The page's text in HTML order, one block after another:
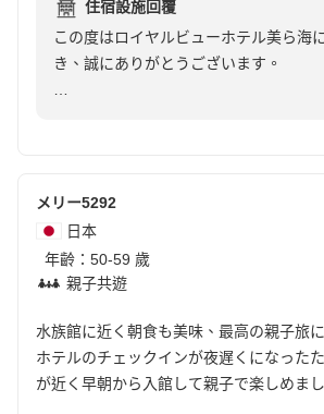
reviewId=33123478277405
住宿設施回覆
この度はロイヤルビューホテル美ら海
き、誠にありがとうございます。
一方で、上階からの音につきましては
いただいたご意見は今後のより快適な
また、現在は期間限定でもとぶ牛をメ
ーバイキングも営業しております。
メリー5292
日本
年齡： 50-59 歲
親子共遊
水族館に近く朝食も美味、最高の親子旅
ホテルのチェックインが夜遅くになった
が近く早朝から入館して親子で楽しめま